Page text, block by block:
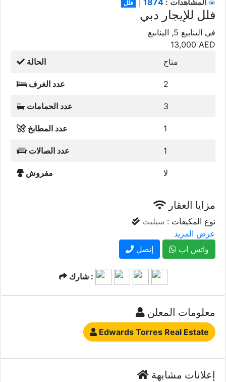
فلل المشاهدات :
فلل للإيجار دبي
في الينابيع 5, الينابيع
13,000 AED
الحالة
متاح
عدد الغرف 2
عدد الحمامات 3
عدد المطابخ 1
عدد الصالات 1
مفروش لا
مزايا العقار
نوع المكيفات : سبليت
عرض المزيد
إتصل
واتس اب
شارك :
معلومات المعلن
Edwards Torres Real Estate
إعلانات مشابهة